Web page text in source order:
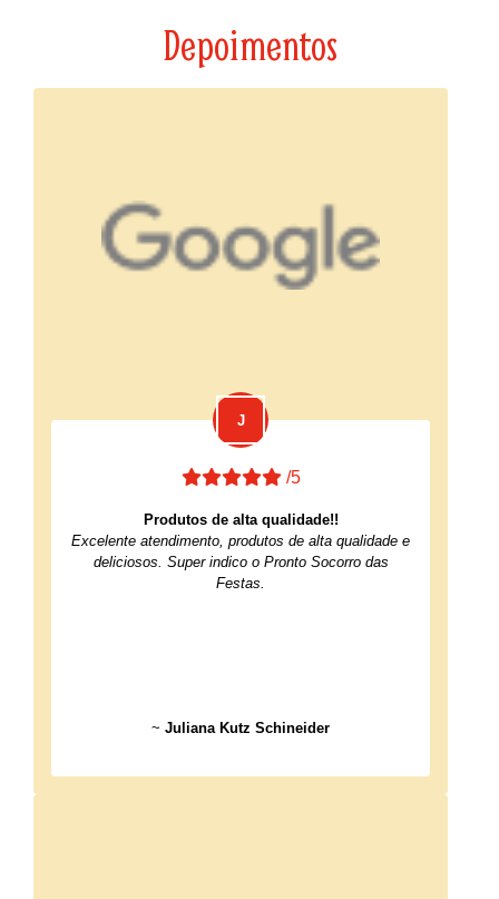
Depoimentos
/5
Produtos de alta qualidade!!
Excelente atendimento, produtos de alta qualidade e
deliciosos. Super indico o Pronto Socorro das
Festas.
~ Juliana Kutz Schineider